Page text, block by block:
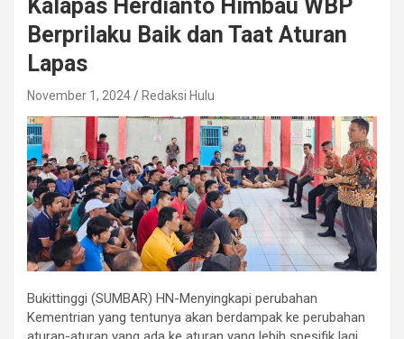
Kalapas Herdianto Himbau WBP
Berprilaku Baik dan Taat Aturan
Lapas
November 1, 2024 Redaksi Hulu
Bukittinggi (SUMBAR) HN-Menyingkapi perubahan
Kementrian yang tentunya akan berdampak ke perubahan